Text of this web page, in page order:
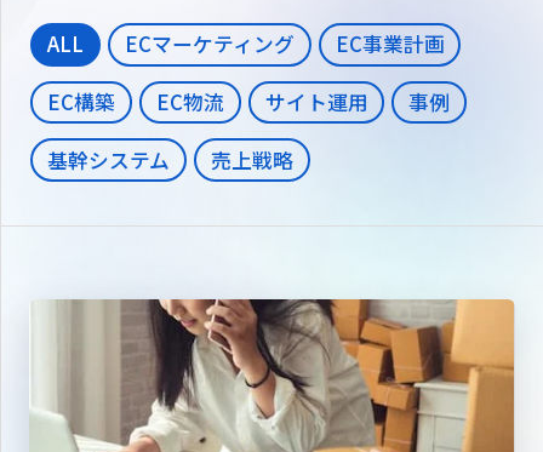
ALL ECマーケティング
EC事業計画
EC構築
EC物流 サイト運用
事例
基幹システム
売上戦略